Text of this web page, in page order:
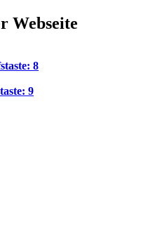
Webseite
8
9